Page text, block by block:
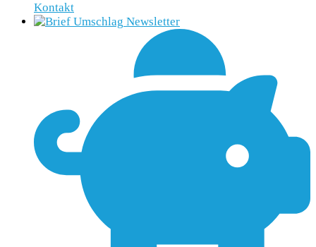
Kontakt
Newsletter